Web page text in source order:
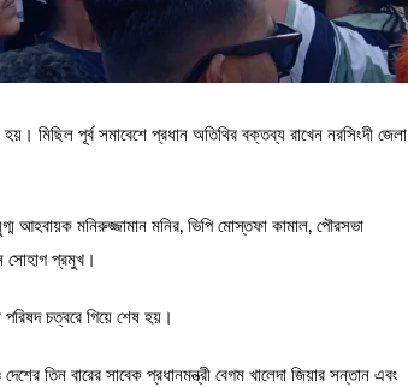
মিছিল পূর্ব সমাবেশে প্রধান অতিথির বক্তব্য রাখেন নরসিংদী জেলা
আহবায়ক মনিরুজ্জামান মনির, ভিপি মোস্তফা কামাল, পৌরসভা
সোহাগ প্রমুখ।
চত্বরে গিয়ে শেষ হয়।
তিন বারের সাবেক প্রধানমন্ত্রী বেগম খালেদা জিয়ার সন্তান এবং